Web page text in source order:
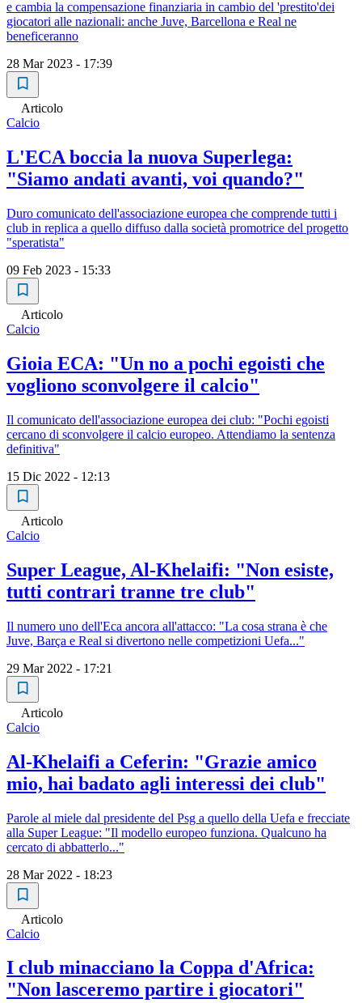
e cambia la compensazione finanziaria in cambio del 'prestito'dei
giocatori alle nazionali: anche Juve, Barcellona e Real ne
beneficeranno
28 Mar 2023 - 17:39
Articolo
Calcio
L'ECA boccia la nuova Superlega:
"Siamo andati avanti, voi quando?"
Duro comunicato dell'associazione europea che comprende tutti i
club in replica a quello diffuso dalla società promotrice del progetto
"speratista"
09 Feb 2023 - 15:33
Articolo
Calcio
Gioia ECA: "Un no a pochi egoisti che
vogliono sconvolgere il calcio"
Il comunicato dell'associazione europea dei club: "Pochi egoisti
cercano di sconvolgere il calcio europeo. Attendiamo la sentenza
definitiva"
15 Dic 2022 - 12:13
Articolo
Calcio
Super League, Al-Khelaifi: "Non esiste,
tutti contrari tranne tre club"
Il numero uno dell'Eca ancora all'attacco: "La cosa strana è che
Juve, Barça e Real si divertono nelle competizioni Uefa..."
29 Mar 2022 - 17:21
Articolo
Calcio
Al-Khelaifi a Ceferin: "Grazie amico
mio, hai badato agli interessi dei club"
Parole al miele dal presidente del Psg a quello della Uefa e frecciate
alla Super League: "Il modello europeo funziona. Qualcuno ha
cercato di abbatterlo..."
28 Mar 2022 - 18:23
Articolo
Calcio
I club minacciano la Coppa d'Africa:
"Non lasceremo partire i giocatori"